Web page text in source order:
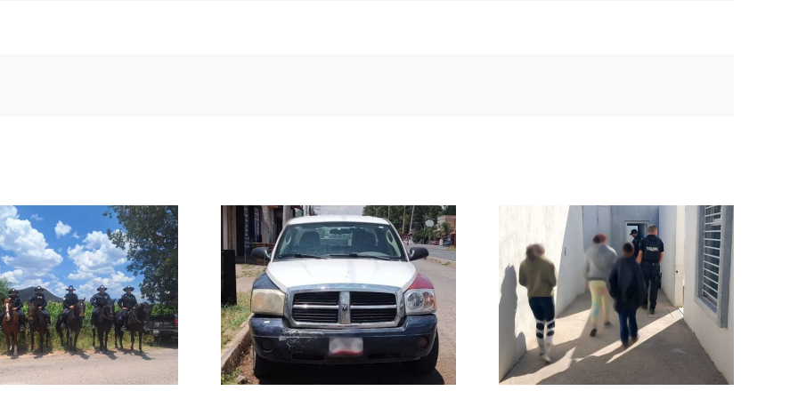
Asegura FRIZ una
camioneta con
reporte de robo en
Villanueva
Reintegran Policía
Estatal y Policía
Municipal a un
menor con su
familia en
Trancoso